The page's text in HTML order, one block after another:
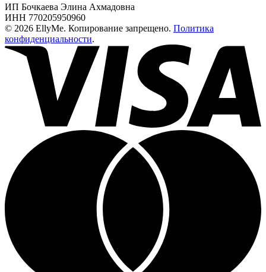
ИП Бочкаева Элина Ахмадовна
ИНН 770205950960
© 2026 EllyMe. Копирование запрещено. Политика
конфиденциальности.